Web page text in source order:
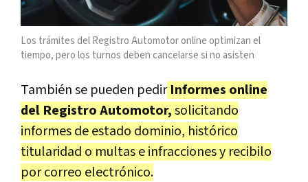
Los trámites del Registro Automotor online optimizan el
tiempo, pero los turnos deben cancelarse si no asisten
También se pueden pedir Informes online
del Registro Automotor,solicitando
informes de estado dominio, histórico
titularidad o multas e infracciones y recibilo
por correo electrónico.